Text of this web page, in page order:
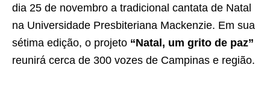
dia 25 de novembro a tradicional cantata de Natal
na Universidade Presbiteriana Mackenzie. Em sua
sétima edição, o projeto “Natal, um grito de paz”
reunirá cerca de 300 vozes de Campinas e região.